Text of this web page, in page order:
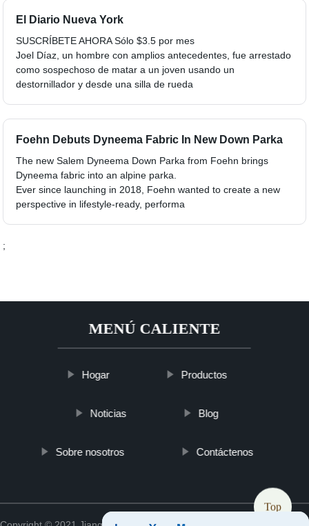
El Diario Nueva York
SUSCRÍBETE AHORA Sólo $3.5 por mes
Joel Díaz, un hombre con amplios antecedentes, fue arrestado
como sospechoso de matar a un joven usando un
destornillador y desde una silla de rueda
Foehn Debuts Dyneema Fabric In New Down Parka
The new Salem Dyneema Down Parka from Foehn brings
Dyneema fabric into an alpine parka.
Ever since launching in 2018, Foehn wanted to create a new
perspective in lifestyle-ready, performa
;
MENÚ CALIENTE
Hogar Productos
Noticias Blog
Sobre nosotros Contáctenos
Top